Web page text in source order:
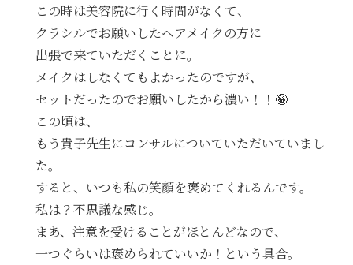
この時は美容院に行く時間がなくて、
クラシルでお願いしたヘアメイクの方に
出張で来ていただくことに。
メイクはしなくてもよかったのですが、
セットだったのでお願いしたから濃い！！🤪
この頃は、
もう貴子先生にコンサルについていただいていまし
た。
すると、いつも私の笑顔を褒めてくれるんです。
私は？不思議な感じ。
まあ、注意を受けることがほとんどなので、
一つぐらいは褒められていいか！という具合。